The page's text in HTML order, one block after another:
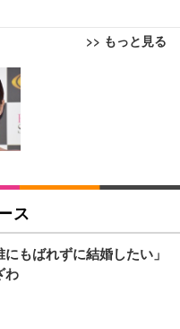
>> もっと見る
ア 椅子 テレワーク 疲れな
ト コンパクト 約105度ロッ
度回転 座面昇降 強化ナイロ
シュ 在宅ワーク H-WY01
ェア／デスクチェア メッシ
い ブラック
デスクチェア 疲れない テレ
レスト 30度ロッキング機
ート 90度跳ね上げ式アーム
ミアムモニター | FlexScan
UHD・USB Type-C・ホワ
ミアムモニター | FlexScan
モニター DualSense 充電
）
トシーツ 薄型 レギュラー 1
ト 300枚
トシーツ 厚型 ワイド 42枚
面:ライトブルー)
オムツ L 中型犬用 26枚入
ス
もばれずに結婚したい」
わ